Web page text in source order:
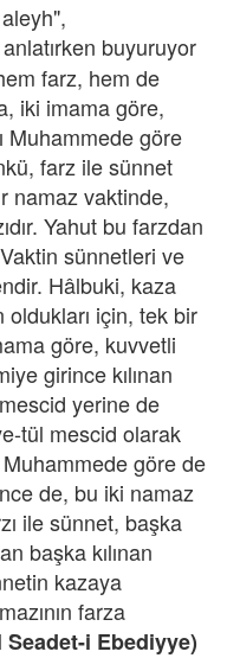
anlatırken buyuruyor
farz, hem de
iki imama göre,
Muhammede göre
farz ile sünnet
namaz vaktinde,
Yahut bu farzdan
sünnetleri ve
Hâlbuki, kaza
oldukları için, tek bir
göre, kuvvetli
girince kılınan
yerine de
tül mescid olarak
göre de
de, bu iki namaz
ile sünnet, başka
başka kılınan
kazaya
farza
i Ebediyye)